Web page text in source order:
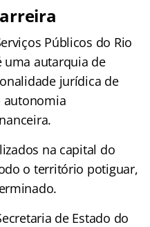
Públicos do Rio
uma autarquia de
jurídica de
autonomia
na capital do
o território potiguar,
de Estado do